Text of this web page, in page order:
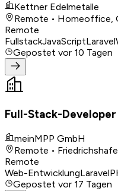
Kettner Edelmetalle
Remote • Homeoffice,
Remote
FullstackJavaScriptLaravel
Gepostet vor 10 Tagen
Full-Stack-
meinMPP GmbH
Remote •
Remote
Web-EntwicklungLaravel
Gepostet vor 17 Tagen